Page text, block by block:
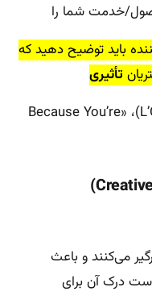
خدمت شما را
باید توضیح دهید که
تأثیری
شعار برند لورئال (L’Oréal)، «Because You’re
می‌کنند و باعث
درک آن برای